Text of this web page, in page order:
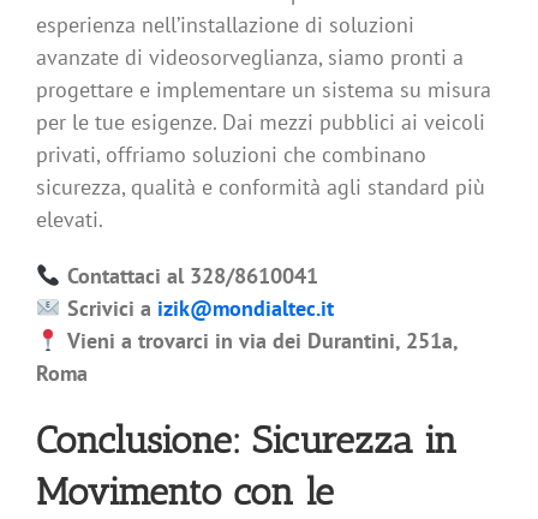
esperienza nell’installazione di soluzioni
avanzate di videosorveglianza, siamo pronti a
progettare e implementare un sistema su misura
per le tue esigenze. Dai mezzi pubblici ai veicoli
privati, offriamo soluzioni che combinano
sicurezza, qualità e conformità agli standard più
elevati.
Contattaci al 328/8610041
Scrivici a izik@mondialtec.it
Vieni a trovarci in via dei Durantini, 251a,
Roma
Conclusione: Sicurezza in
Movimento con le